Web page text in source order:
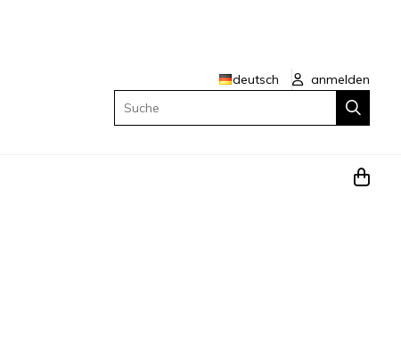
deutsch
anmelden